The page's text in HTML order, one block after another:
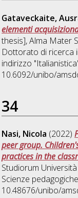
Gataveckaite,
elementi
thesis], Alma Mater
Dottorato di ricerca
indirizzo
10.6092/unibo/
34
Nasi, Nicola (2022)
peer group.
practices in the
Studiorum
Scienze pedagogiche
10.48676/unibo/